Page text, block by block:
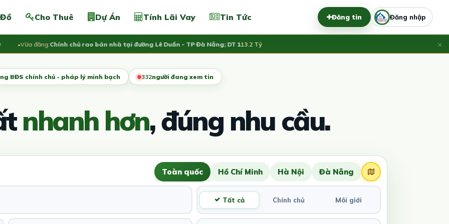
Cho Thuê Dự Án Tính Lãi Vay Tin Tức Đăng tin Đăng nhập
Vừa đăng:Chính chủ rao bán nhà tại đường Lê Duẩn - TP Đà Nẵng; DT 113.2 Tỷ ×
BĐS chính chủ - pháp lý minh bạch 332người đang xem tin
nhanh hơn, đúng nhu cầu.
Toàn quốc Hồ Chí Minh Hà Nội Đà Nẵng
Tất cả Chính chủ Môi giới